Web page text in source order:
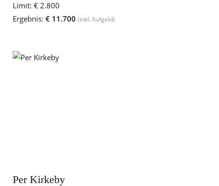
Limit: € 2.800
Ergebnis: € 11.700 (inkl. Aufgeld)
Per Kirkeby